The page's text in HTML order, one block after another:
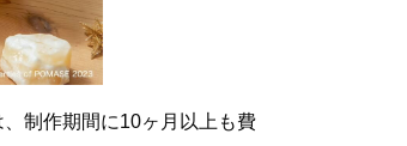
制作期間に10ヶ月以上も費